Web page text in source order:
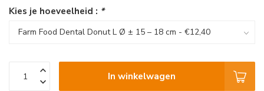
Kies je hoeveelheid : *
In winkelwagen